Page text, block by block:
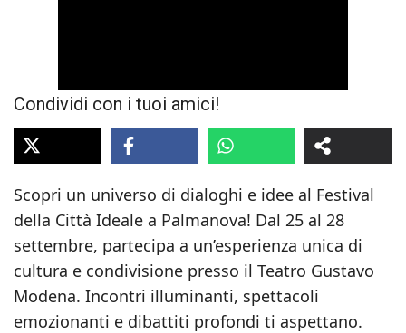
Condividi con i tuoi amici!
Scopri un universo di dialoghi e idee al Festival
della Città Ideale a Palmanova! Dal 25 al 28
settembre, partecipa a un’esperienza unica di
cultura e condivisione presso il Teatro Gustavo
Modena. Incontri illuminanti, spettacoli
emozionanti e dibattiti profondi ti aspettano.